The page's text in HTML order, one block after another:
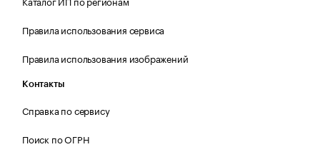
Правила использования сервиса
Правила использования изображений
Контакты
Справка по сервису
Поиск по ОГРН